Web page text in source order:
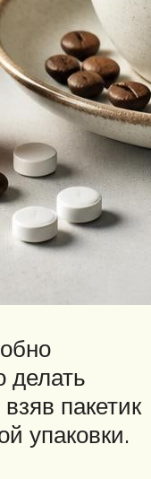
делать
пакетик
упаковки.